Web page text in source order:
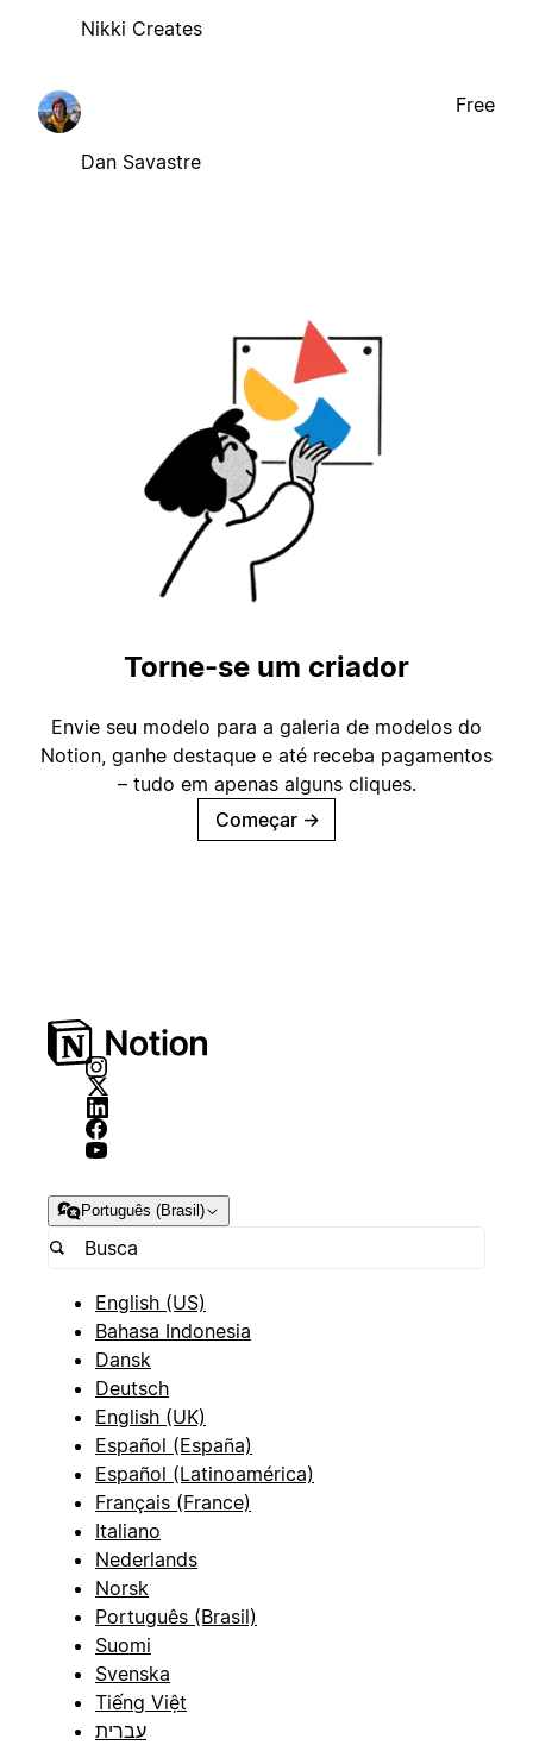
Nikki Creates
Dan Savastre
Free
Torne-se um criador
Envie seu modelo para a galeria de modelos do
Notion, ganhe destaque e até receba pagamentos
– tudo em apenas alguns cliques.
Começar →
Português (Brasil)
English (US)
Bahasa Indonesia
Dansk
Deutsch
English (UK)
Español (España)
Español (Latinoamérica)
Français (France)
Italiano
Nederlands
Norsk
Português (Brasil)
Suomi
Svenska
Tiếng Việt
עברית